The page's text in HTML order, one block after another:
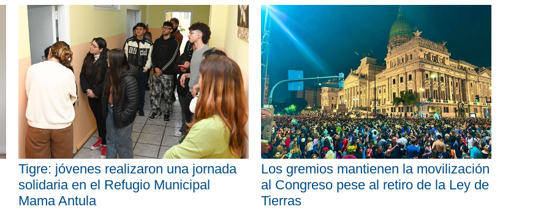
Tigre: jóvenes realizaron una jornada
solidaria en el Refugio Municipal
Mama Antula
Los gremios mantienen la movilización
al Congreso pese al retiro de la Ley de
Tierras